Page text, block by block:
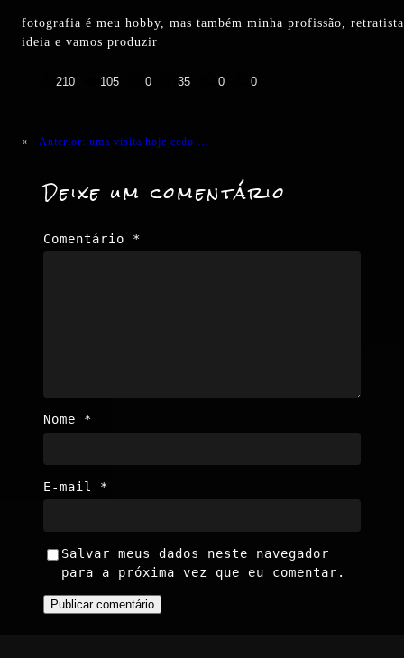
fotografia é meu hobby, mas também minha profissão,
ideia e vamos produzir
210 105 0 35 0 0
« Anterior: uma visita hoje cedo …
Deixe um comentário
Comentário *
Nome *
E-mail *
Salvar meus dados neste navegador
para a próxima vez que eu comentar.